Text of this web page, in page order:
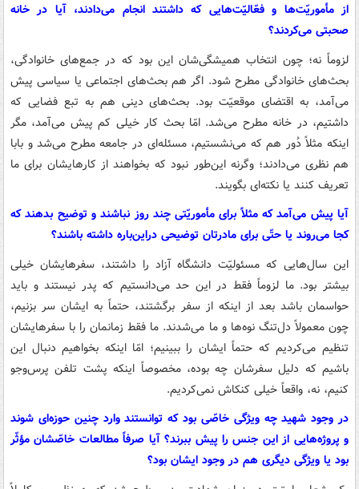
از مأموریّت‌ها و فعّالیّت‌هایی که داشتند انجام می‌دادند، آیا در خانه
صحبتی می‌کردند؟
لزوماً نه؛ چون انتخاب همیشگی‌شان این بود که در جمع‌های خانوادگی،
بحث‌های خانوادگی مطرح شود. اگر هم بحث‌های اجتماعی یا سیاسی پیش
می‌آمد، به اقتضای موقعیّت بود. بحث‌های دینی هم به تبع فضایی که
داشتیم، در خانه مطرح می‌شد. امّا بحث کار خیلی کم پیش می‌آمد، مگر
اینکه مثلاً دُور هم که می‌نشستیم، مسئله‌ای در جامعه مطرح می‌شد و بابا
هم نظری می‌دادند؛ وگرنه این‌طور نبود که بخواهند از کارهایشان برای ما
تعریف کنند یا نکته‌ای بگویند.
آیا پیش می‌آمد که مثلاً برای مأموریّتی چند روز نباشند و توضیح بدهند که
کجا می‌روند یا حتّی برای مادرتان توضیحی دراین‌باره داشته باشند؟
این سال‌هایی که مسئولیّت دانشگاه آزاد را داشتند، سفرهایشان خیلی
بیشتر بود. ما لزوماً فقط در این حد می‌دانستیم که پدر نیستند و باید
حواسمان باشد بعد از اینکه از سفر برگشتند، حتماً به ایشان سر بزنیم،
چون معمولاً دل‌تنگ نوه‌ها و ما می‌شدند. ما فقط زمانمان را با سفرهایشان
تنظیم می‌کردیم که حتماً ایشان را ببینیم؛ امّا اینکه بخواهیم دنبال این
باشیم که دلیل سفرشان چه بوده، مخصوصاً اینکه پشت تلفن پرس‌وجو
کنیم، نه، واقعاً خیلی کنکاش نمی‌کردیم.
در وجود شهید چه ویژگی خاصّی بود که توانستند وارد چنین حوزه‌ای شوند
و پروژه‌هایی از این جنس را پیش ببرند؟ آیا صرفاً مطالعات خاصّشان مؤثّر
بود یا ویژگی دیگری هم در وجود ایشان بود؟